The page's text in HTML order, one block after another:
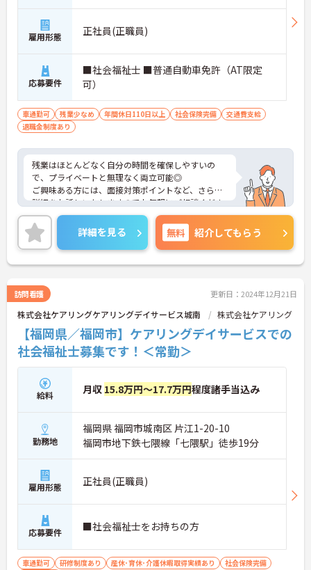
雇用形態 正社員(正職員)
応募要件
■社会福祉士 ■普通自動車免許（AT限定
可）
車通勤可 残業少なめ 年間休日110日以上 社会保険完備
交通費支給
退職金制度あり
残業はほとんどなく自分の時間を確保しやすいの
で、プライベートと無理なく両立可能◎
ご興味ある方には、面接対策ポイントなど、さらに
詳細をお話しいたしますのでお気軽にご相談くださ
い！
詳細を見る 無料 紹介してもらう
訪問看護 更新日：2024年12月21日
株式会社ケアリングケアリングデイサービス城南 株式会社ケアリング
【福岡県／福岡市】ケアリングデイサービスでの
社会福祉士募集です！＜常勤＞
給料 月収 15.8万円～17.7万円程度諸手当込み
勤務地
福岡県 福岡市城南区 片江1-20-10
福岡市地下鉄七隈線「七隈駅」徒歩19分
雇用形態 正社員(正職員)
応募要件 ■社会福祉士をお持ちの方
車通勤可 研修制度あり 産休･育休･介護休暇取得実績あり
社会保険完備